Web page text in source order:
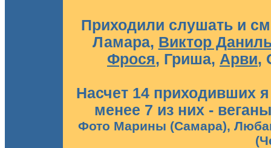
Приходили слушать и
Ламара, Виктор
Фрося, Гриша, Арви,
Насчет 14 приходивших
менее 7 из них -
Фото Марины (Самара),